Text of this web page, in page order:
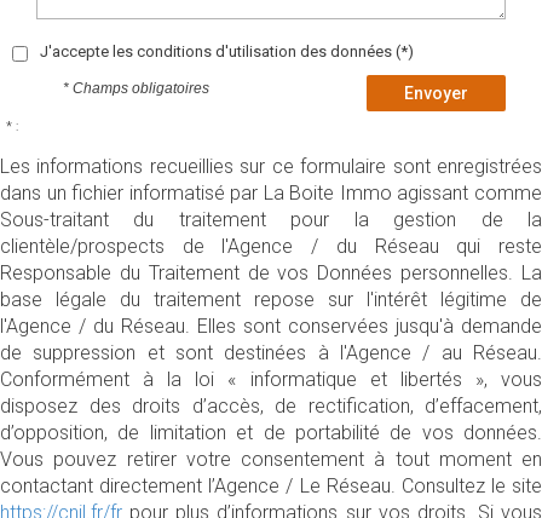
J'accepte les conditions d'utilisation des données (*)
Envoyer
* Champs obligatoires
* :
Les informations recueillies sur ce formulaire sont enregistrées
dans un fichier informatisé par La Boite Immo agissant comme
Sous-traitant du traitement pour la gestion de la
clientèle/prospects de l'Agence / du Réseau qui reste
Responsable du Traitement de vos Données personnelles. La
base légale du traitement repose sur l'intérêt légitime de
l'Agence / du Réseau. Elles sont conservées jusqu'à demande
de suppression et sont destinées à l'Agence / au Réseau.
Conformément à la loi « informatique et libertés », vous
disposez des droits d’accès, de rectification, d’effacement,
d’opposition, de limitation et de portabilité de vos données.
Vous pouvez retirer votre consentement à tout moment en
contactant directement l’Agence / Le Réseau. Consultez le site
https://cnil.fr/fr pour plus d’informations sur vos droits. Si vous